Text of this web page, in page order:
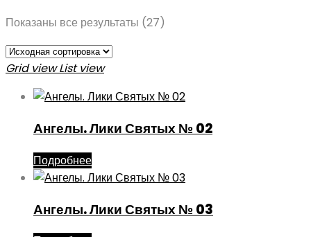
Показаны все результаты (27)
Grid view List view
Ангелы. Лики Святых № 02
Подробнее
Ангелы. Лики Святых № 03